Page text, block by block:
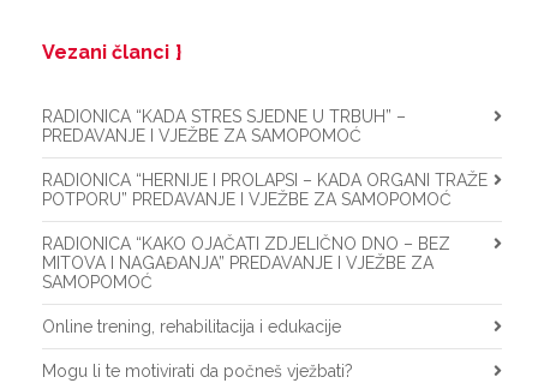
Vezani članci
RADIONICA “KADA STRES SJEDNE U TRBUH” –
PREDAVANJE I VJEŽBE ZA SAMOPOMOĆ
RADIONICA “HERNIJE I PROLAPSI – KADA ORGANI TRAŽE
POTPORU” PREDAVANJE I VJEŽBE ZA SAMOPOMOĆ
RADIONICA “KAKO OJAČATI ZDJELIČNO DNO – BEZ
MITOVA I NAGAĐANJA” PREDAVANJE I VJEŽBE ZA
SAMOPOMOĆ
Online trening, rehabilitacija i edukacije
Mogu li te motivirati da počneš vježbati?